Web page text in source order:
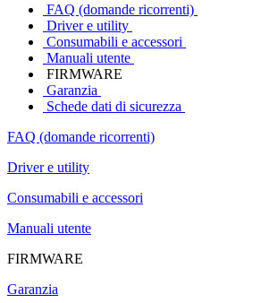
FAQ (domande ricorrenti)
Driver e utility
Consumabili e accessori
Manuali utente
FIRMWARE
Garanzia
Schede dati di sicurezza
FAQ (domande ricorrenti)
Driver e utility
Consumabili e accessori
Manuali utente
FIRMWARE
Garanzia